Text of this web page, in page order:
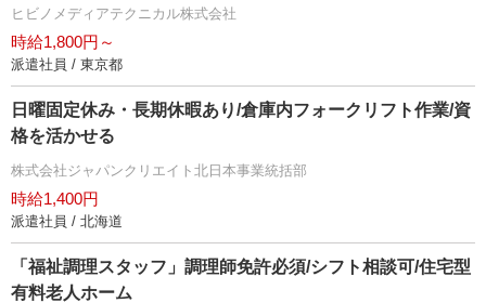
ヒビノメディアテクニカル株式会社
時給1,800円～
派遣社員 / 東京都
日曜固定休み・長期休暇あり/倉庫内フォークリフト作業/資
格を活かせる
株式会社ジャパンクリエイト北日本事業統括部
時給1,400円
派遣社員 / 北海道
「福祉調理スタッフ」調理師免許必須/シフト相談可/住宅型
有料老人ホーム